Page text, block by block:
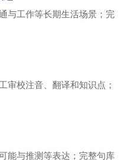
与工作等长期生活场景；完
审校注音、翻译和知识点；
能与推测等表达；完整句库